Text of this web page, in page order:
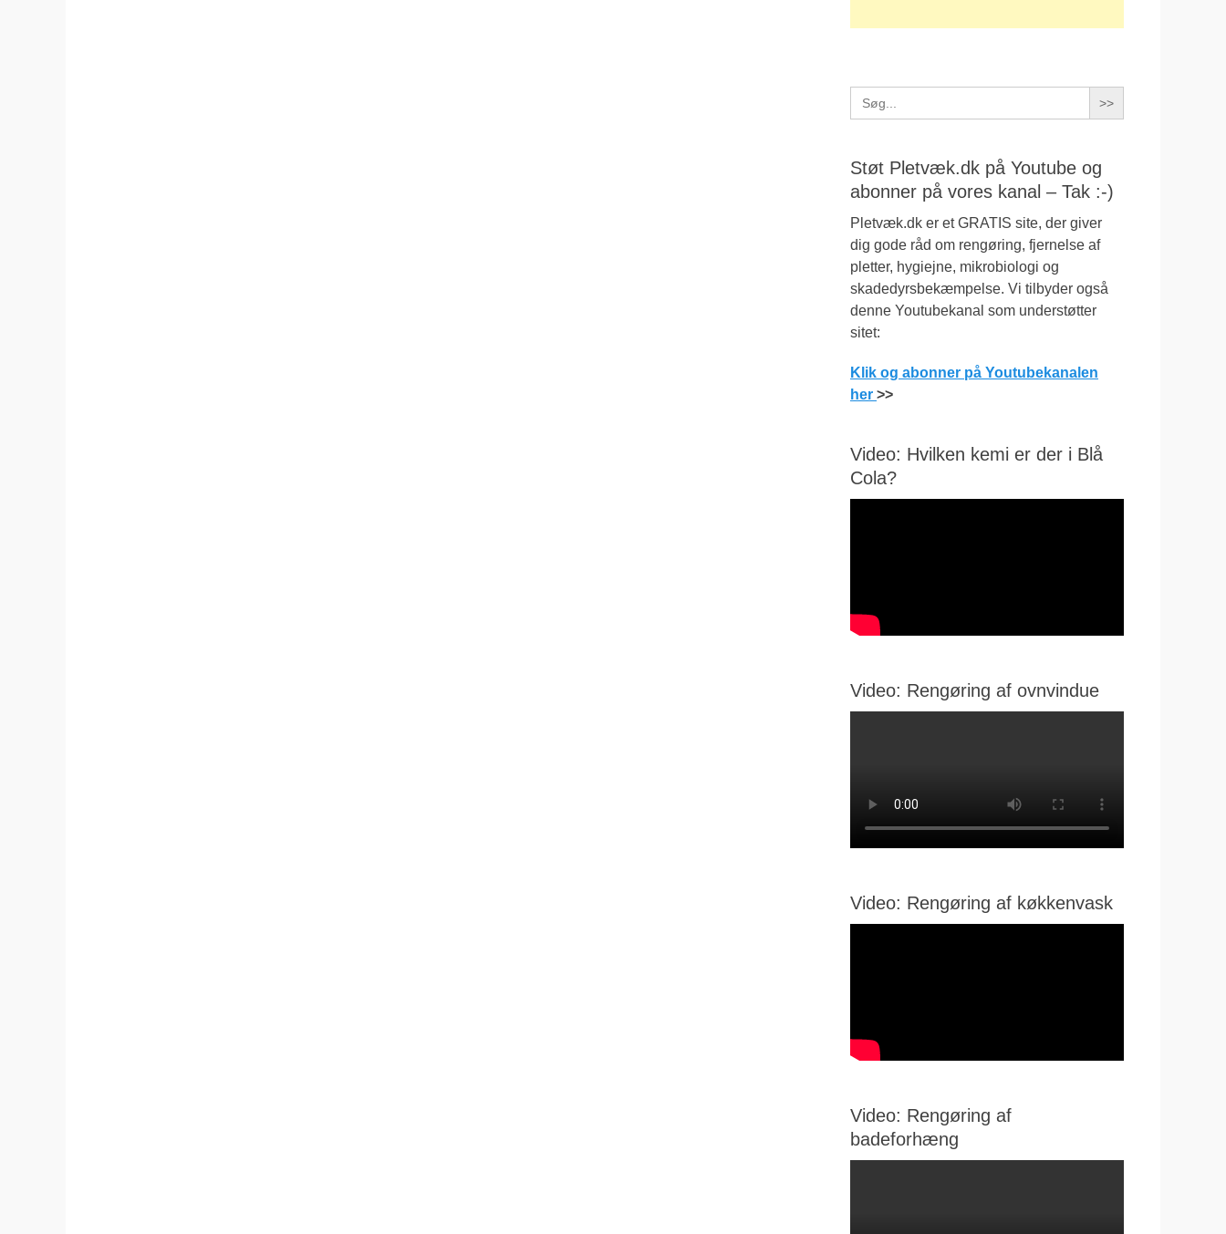
Search
for:
Støt Pletvæk.dk på Youtube og
abonner på vores kanal – Tak :-)
Pletvæk.dk er et GRATIS site, der giver
dig gode råd om rengøring, fjernelse af
pletter, hygiejne, mikrobiologi og
skadedyrsbekæmpelse. Vi tilbyder også
denne Youtubekanal som understøtter
sitet:
Klik og abonner på Youtubekanalen
her >>
Video: Hvilken kemi er der i Blå
Cola?
Video: Rengøring af ovnvindue
Video: Rengøring af køkkenvask
Video: Rengøring af
badeforhæng